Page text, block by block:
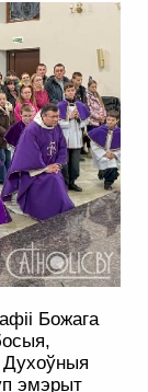
Божага
Духоўныя
эмэрыт